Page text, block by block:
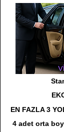
EN FAZLA 3
4 adet orta